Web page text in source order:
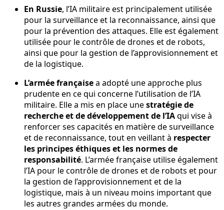
En Russie, l’IA militaire est principalement utilisée
pour la surveillance et la reconnaissance, ainsi que
pour la prévention des attaques. Elle est également
utilisée pour le contrôle de drones et de robots,
ainsi que pour la gestion de l’approvisionnement et
de la logistique.
L’armée françaisea adopté une approche plus
prudente en ce qui concerne l’utilisation de l’IA
militaire. Elle a mis en place unestratégie de
recherche et de développement de l’IAqui vise à
renforcer ses capacités en matière de surveillance
et de reconnaissance, tout en veillant à respecter
les principes éthiques et les normes de
responsabilité. L’armée française utilise également
l’IA pour le contrôle de drones et de robots et pour
la gestion de l’approvisionnement et de la
logistique, mais à un niveau moins important que
les autres grandes armées du monde.